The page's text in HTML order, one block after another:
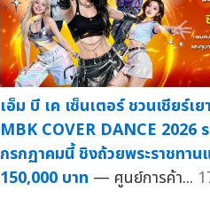
เอ็ม บี เค เซ็นเตอร์ ชวนเชียร์เ
MBK COVER DANCE 2026
กรกฏาคมนี้ ชิงถ้วยพระราชทาน
150,000 บาท — ศูนย์การค้า...